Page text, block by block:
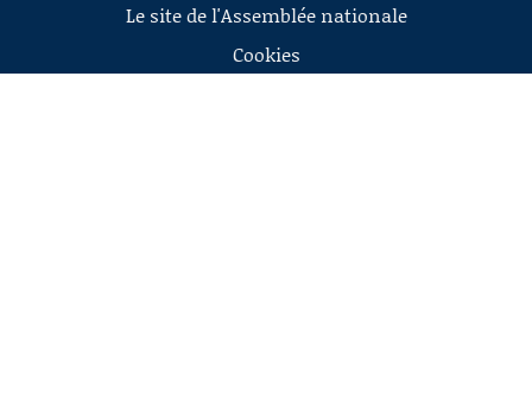
Le site de l'Assemblée nationale
Cookies